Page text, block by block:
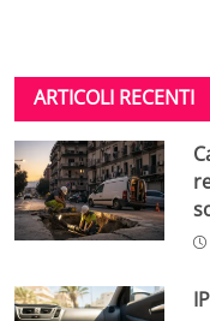
ARTICOLI RECENTI